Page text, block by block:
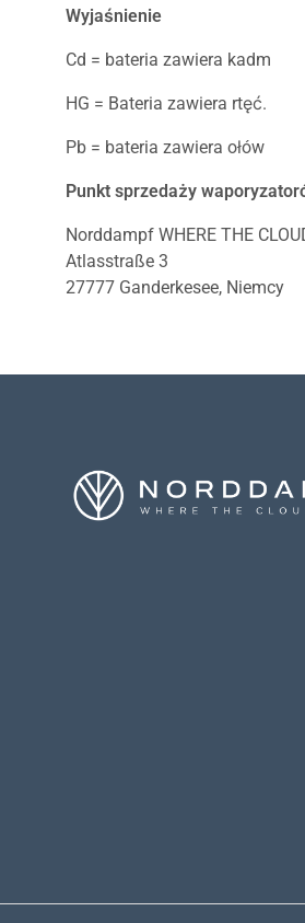
Wyjaśnienie
Cd = bateria zawiera kadm
HG = Bateria zawiera rtęć.
Pb = bateria zawiera ołów
Punkt sprzedaży
Norddampf WHERE THE
Atlasstraße 3
27777 Ganderkesee, Niemcy